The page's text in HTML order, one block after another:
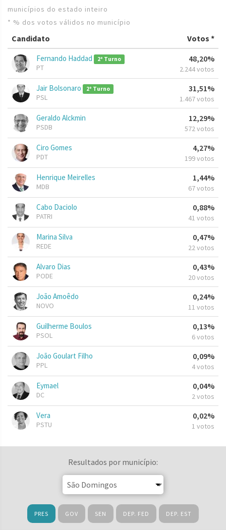
municípios do estado inteiro
* % dos votos válidos no município
Candidato Votos *
Fernando Haddad 2º Turno
PT
48,20%
2.244 votos
Jair Bolsonaro 2º Turno
PSL
31,51%
1.467 votos
Geraldo Alckmin
PSDB
12,29%
572 votos
Ciro Gomes
PDT
4,27%
199 votos
Henrique Meirelles
MDB
1,44%
67 votos
Cabo Daciolo
PATRI
0,88%
41 votos
Marina Silva
REDE
0,47%
22 votos
Alvaro Dias
PODE
0,43%
20 votos
João Amoêdo
NOVO
0,24%
11 votos
Guilherme Boulos
PSOL
0,13%
6 votos
João Goulart Filho
PPL
0,09%
4 votos
Eymael
DC
0,04%
2 votos
Vera
PSTU
0,02%
1 votos
Resultados por município:
PRES GOV SEN DEP. FED DEP. EST